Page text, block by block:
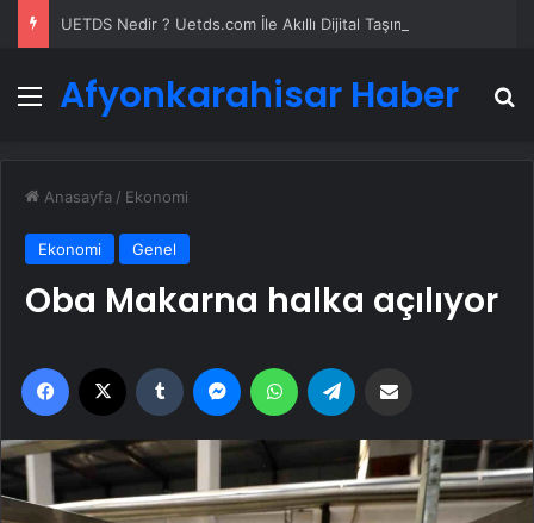
Menü
Afyonkarahisar Haber
Anasayfa / Ekonomi
Ekonomi Genel
Oba Makarna halka açılıyor
Facebook Tumblr MessengerWhatsApp